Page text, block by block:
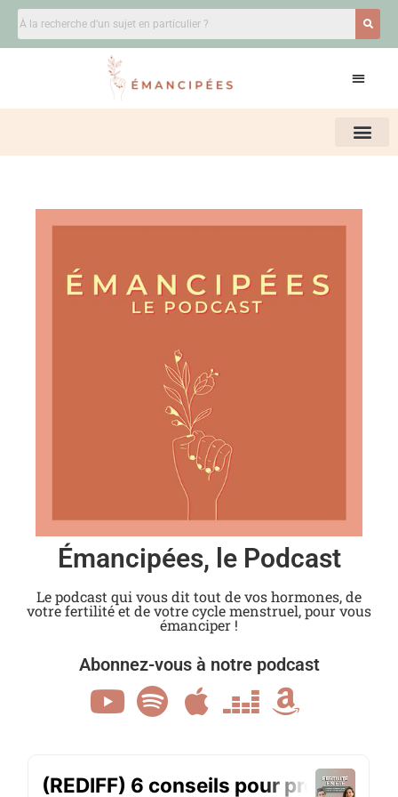
Émancipées, le Podcast
Le podcast qui vous dit tout de vos hormones, de
votre fertilité et de votre cycle menstruel, pour vous
émanciper !
Abonnez-vous à notre podcast